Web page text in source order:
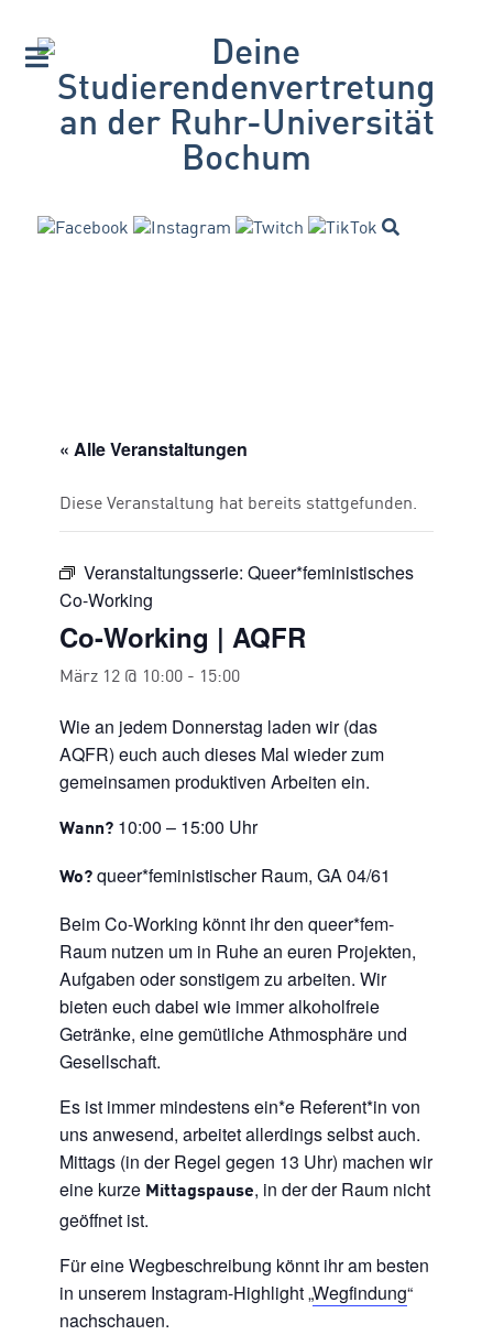
« Alle Veranstaltungen
Diese Veranstaltung hat bereits stattgefunden.
Veranstaltungsserie: Queer*feministisches
Co-Working
Co-Working | AQFR
März 12 @ 10:00 - 15:00
Wie an jedem Donnerstag laden wir (das
AQFR) euch auch dieses Mal wieder zum
gemeinsamen produktiven Arbeiten ein.
Wann? 10:00 – 15:00 Uhr
Wo? queer*feministischer Raum, GA 04/61
Beim Co-Working könnt ihr den queer*fem-
Raum nutzen um in Ruhe an euren Projekten,
Aufgaben oder sonstigem zu arbeiten. Wir
bieten euch dabei wie immer alkoholfreie
Getränke, eine gemütliche Athmosphäre und
Gesellschaft.
Es ist immer mindestens ein*e Referent*in von
uns anwesend, arbeitet allerdings selbst auch.
Mittags (in der Regel gegen 13 Uhr) machen wir
eine kurze Mittagspause, in der der Raum nicht
geöffnet ist.
Für eine Wegbeschreibung könnt ihr am besten
in unserem Instagram-Highlight „Wegfindung“
nachschauen.